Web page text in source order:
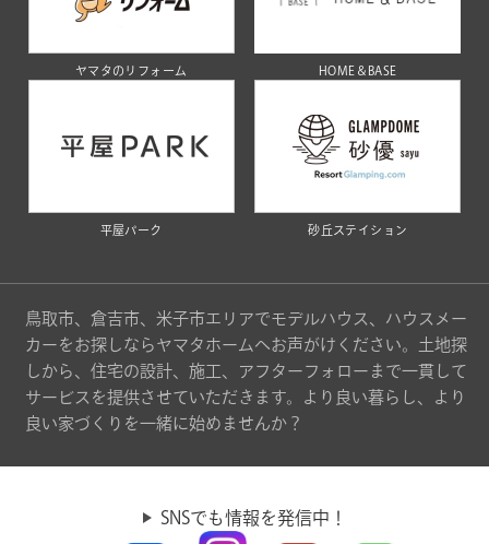
ヤマタのリフォーム HOME＆BASE
平屋パーク 砂丘ステイション
鳥取市、倉吉市、米子市エリアでモデルハウス、ハウスメー
カーをお探しならヤマタホームへお声がけください。土地探
しから、住宅の設計、施工、アフターフォローまで一貫して
サービスを提供させていただきます。より良い暮らし、より
良い家づくりを一緒に始めませんか？
SNSでも情報を発信中！